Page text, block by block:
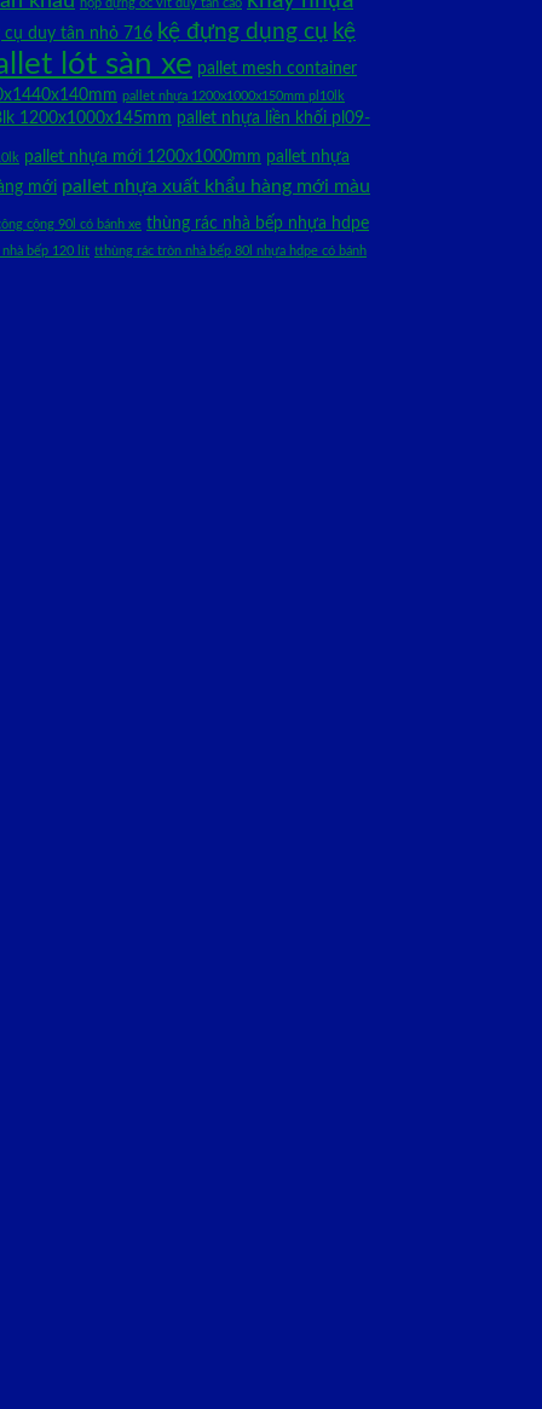
hộp đựng ốc vít duy tân cao
cụ duy tân nhỏ 716 kệ đựng dụng cụ kệ
lót sàn xe pallet mesh container
pallet nhựa 1200x1000x150mm pl10lk
1200x1000x145mm pallet nhựa liền khối pl09-
pallet nhựa mới 1200x1000mm pallet nhựa
mới pallet nhựa xuất khẩu hàng mới màu
cộng 90l có bánh xe thùng rác nhà bếp nhựa hdpe
bếp 120 lít tthùng rác tròn nhà bếp 80l nhựa hdpe có bánh